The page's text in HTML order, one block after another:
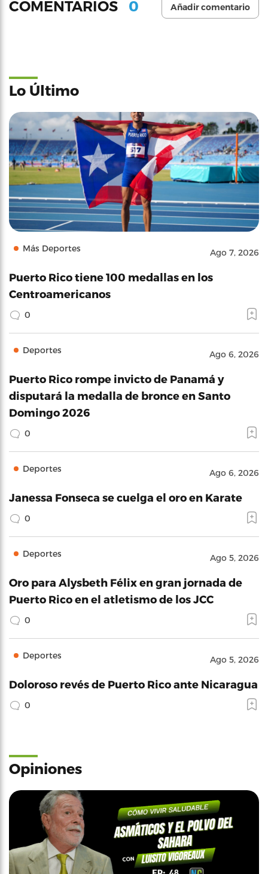
COMENTARIOS 0 Añadir comentario
Lo Último
Más Deportes Ago 7, 2026
Puerto Rico tiene 100 medallas en los
Centroamericanos
0
Deportes Ago 6, 2026
Puerto Rico rompe invicto de Panamá y
disputará la medalla de bronce en Santo
Domingo 2026
0
Deportes Ago 6, 2026
Janessa Fonseca se cuelga el oro en Karate
0
Deportes Ago 5, 2026
Oro para Alysbeth Félix en gran jornada de
Puerto Rico en el atletismo de los JCC
0
Deportes Ago 5, 2026
Doloroso revés de Puerto Rico ante Nicaragua
0
Opiniones